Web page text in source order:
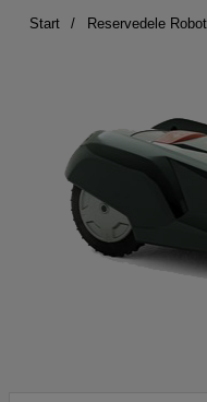
Start Reservedele